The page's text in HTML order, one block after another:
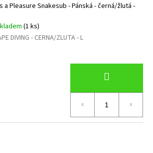
a Pleasure Snakesub - Pánská - černá/žlutá -
(1 ks)
DIVING - CERNA/ZLUTA - L